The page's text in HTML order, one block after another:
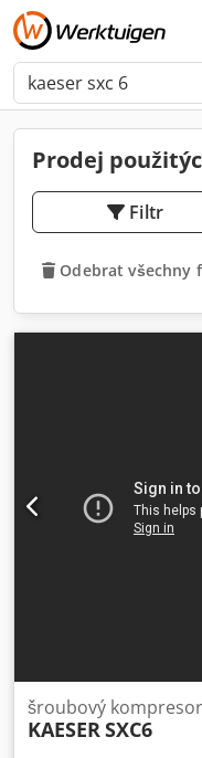
Prodej
Filtr
Odebrat všechny
šroubový kompresor
KAESERSXC6